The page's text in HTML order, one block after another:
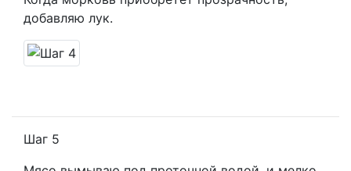
добавляю лук.
Шаг 5